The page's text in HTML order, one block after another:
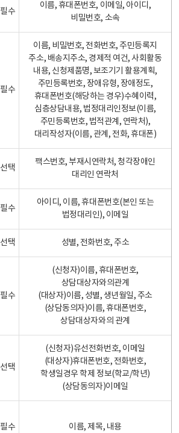
필수
이름, 휴대폰번호, 이메일, 아이디,
비밀번호, 소속
필수
이름, 비밀번호, 전화번호, 주민등록지
주소, 배송지주소, 경제적 여건, 사회활동
내용, 신청제품명, 보조기기 활용계획,
주민등록번호, 장애유형, 장애정도,
휴대폰번호(해당하는 경우)수혜이력,
심층상담내용, 법정대리인정보(이름,
주민등록번호, 법적관계, 연락처),
대리작성자(이름, 관계, 전화, 휴대폰)
선택
팩스번호, 부재시연락처, 청각장애인
대리인 연락처
필수
아이디, 이름, 휴대폰번호(본인 또는
법정대리인), 이메일
선택 성별, 전화번호, 주소
필수
(신청자)이름, 휴대폰번호,
상담대상자와의관계
(대상자)이름, 성별, 생년월일, 주소
(상담동의자)이름, 휴대폰번호,
상담대상자와의 관계
선택
(신청자)유선전화번호, 이메일
(대상자)휴대폰번호, 전화번호,
학생일경우 학제 정보(학교/학년)
(상담동의자)이메일
필수 이름, 제목, 내용